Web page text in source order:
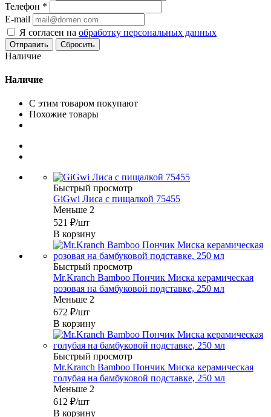
Телефон *
E-mail
Я согласен на обработку персональных данных
Сбросить
Наличие
Наличие
С этим товаром покупают
Похожие товары
Быстрый просмотр
GiGwi Лиса с пищалкой 75455
Меньше 2
521 ₽/шт
В корзину
Быстрый просмотр
Mr.Kranch Bamboo Пончик Миска керамическая
розовая на бамбуковой подставке, 250 мл
Меньше 2
672 ₽/шт
В корзину
Быстрый просмотр
Mr.Kranch Bamboo Пончик Миска керамическая
голубая на бамбуковой подставке, 250 мл
Меньше 2
612 ₽/шт
В корзину